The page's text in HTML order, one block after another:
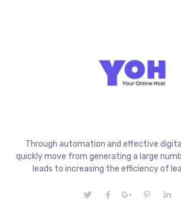
Through automation and effective
quickly move from generating a large
leads to increasing the efficiency of